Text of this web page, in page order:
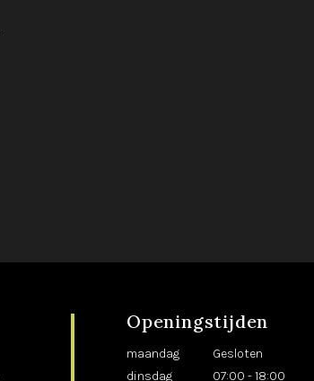
Openingstijden
maandag
Gesloten
dinsdag
07:00 - 18:00